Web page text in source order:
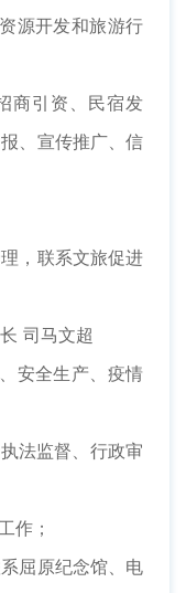
源开发和旅游行
商引资、民宿发
、宣传推广、信
，联系文旅促进
司马文超
安全生产、疫情
法监督、行政审
作；
屈原纪念馆、电